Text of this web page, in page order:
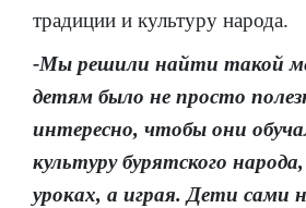
традиции и культуру народа.
-Мы решили найти такой
детям было не просто
интересно, чтобы они
культуру бурятского
уроках, а играя. Дети сами